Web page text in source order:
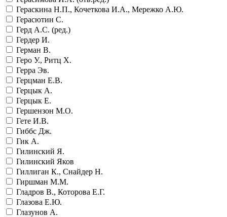
Гераскина Н.П., Кочеткова И.А., Мережко А.Ю.
Герасютин С.
Герд А.С. (ред.)
Гердер И.
Герман В.
Геро У., Ритц Х.
Герра Эв.
Герцман Е.В.
Герцык А.
Герцык Е.
Гершензон М.О.
Гете И.В.
Гиббс Дж.
Гик А.
Гилинский Я.
Гилинский Яков
Гиллиган К., Снайдер Н.
Гиршман М.М.
Гладров В., Которова Е.Г.
Глазова Е.Ю.
Глазунов А.